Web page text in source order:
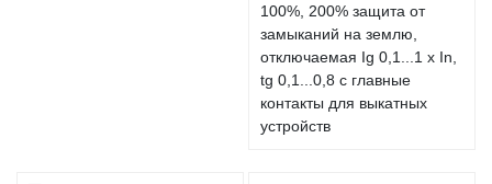
100%, 200% защита от
замыканий на землю,
отключаемая Ig 0,1...1 x In,
tg 0,1...0,8 с главные
контакты для выкатных
устройств